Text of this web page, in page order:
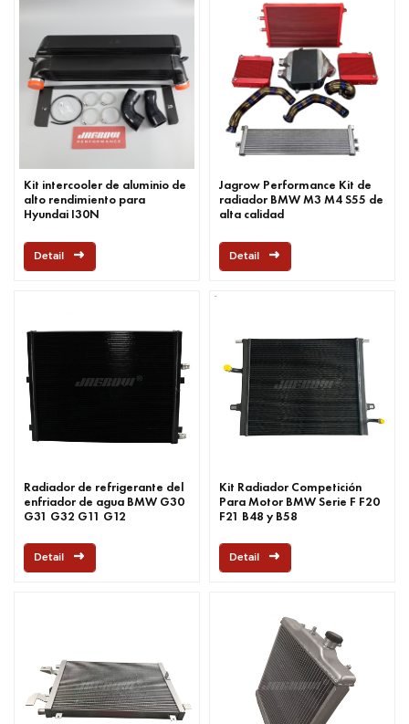
Kit intercooler de aluminio de
alto rendimiento para
Hyundai I30N
Detail
Jagrow Performance Kit de
radiador BMW M3 M4 S55 de
alta calidad
Detail
Radiador de refrigerante del
enfriador de agua BMW G30
G31 G32 G11 G12
Detail
Kit Radiador Competición
Para Motor BMW Serie F F20
F21 B48 y B58
Detail